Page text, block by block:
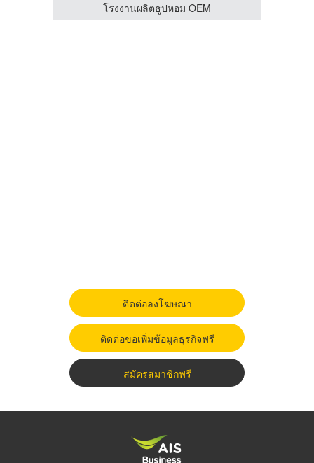
โรงงานผลิตธูปหอม OEM
ติดต่อลงโฆษณา
ติดต่อขอเพิ่มข้อมูลธุรกิจฟรี
สมัครสมาชิกฟรี